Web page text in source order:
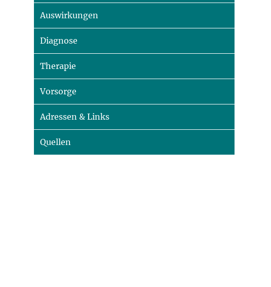
Auswirkungen
Diagnose
Therapie
Vorsorge
Adressen & Links
Quellen